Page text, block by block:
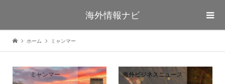
海外情報ナビ
ホーム ミャンマー
ミャンマー 海外ビジネスニュース